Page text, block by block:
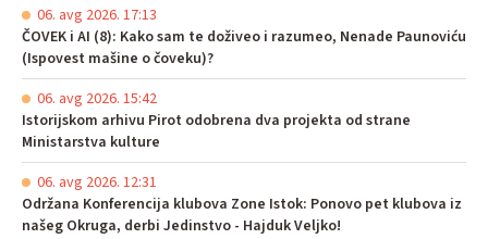
06. avg 2026. 17:13
ČOVEK i AI (8): Kako sam te doživeo i razumeo, Nenade Paunoviću
(Ispovest mašine o čoveku)?
06. avg 2026. 15:42
Istorijskom arhivu Pirot odobrena dva projekta od strane
Ministarstva kulture
06. avg 2026. 12:31
Održana Konferencija klubova Zone Istok: Ponovo pet klubova iz
našeg Okruga, derbi Jedinstvo - Hajduk Veljko!